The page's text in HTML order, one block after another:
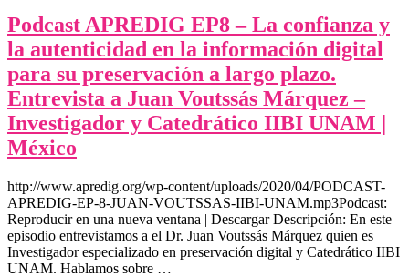
Podcast APREDIG EP8 – La confianza y
la autenticidad en la información digital
para su preservación a largo plazo.
Entrevista a Juan Voutssás Márquez –
Investigador y Catedrático IIBI UNAM |
México
http://www.apredig.org/wp-content/uploads/2020/04/PODCAST-
APREDIG-EP-8-JUAN-VOUTSSAS-IIBI-UNAM.mp3Podcast:
Reproducir en una nueva ventana | Descargar Descripción: En este
episodio entrevistamos a el Dr. Juan Voutssás Márquez quien es
Investigador especializado en preservación digital y Catedrático IIBI
UNAM. Hablamos sobre …